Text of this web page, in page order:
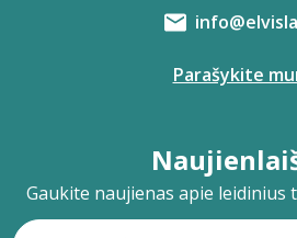
Parašykite
Gaukite naujienas apie leidinius